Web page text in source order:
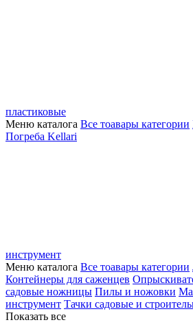
пластиковые
Меню каталога Все тоавары категории
Погреба Kellari
инструмент
Меню каталога Все тоавары категории
Контейнеры для саженцев
садовые ножницы Пилы и ножовки
инструмент Тачки садовые и
Показать все